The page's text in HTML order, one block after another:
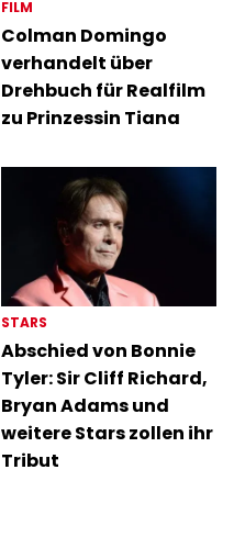
FILM
Colman Domingo
verhandelt über
Drehbuch für Realfilm
zu Prinzessin Tiana
STARS
Abschied von Bonnie
Tyler: Sir Cliff Richard,
Bryan Adams und
weitere Stars zollen ihr
Tribut